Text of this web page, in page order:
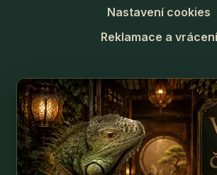
Nastavení cookies
Reklamace a vrácení